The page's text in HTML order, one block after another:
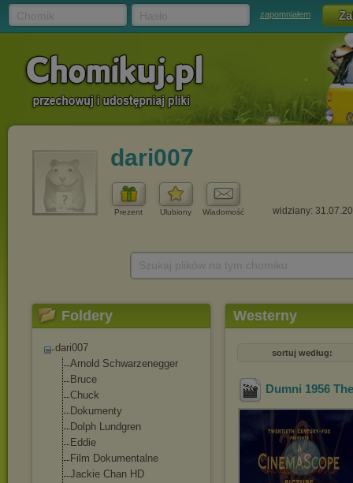
zapomniałem
dari007
Prezent Ulubiony Wiadomość widziany:
Foldery
dari007
Arnold Schwarzenegger
Bruce
Chuck
Dokumenty
Dolph Lundgren
Eddie
Film Dokumentalne
Jackie Chan HD
Westerny
sortuj według:
Dumni 1956